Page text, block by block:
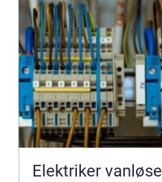
Elektriker vanløse sådan vælger